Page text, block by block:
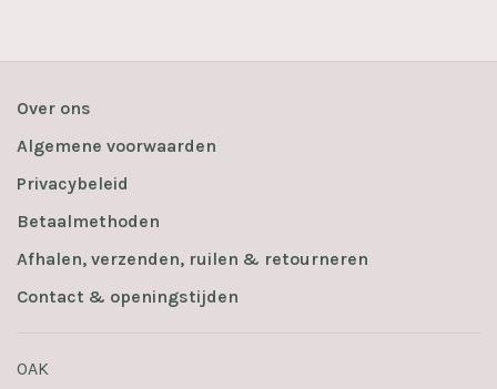
Over ons
Algemene voorwaarden
Privacybeleid
Betaalmethoden
Afhalen, verzenden, ruilen & retourneren
Contact & openingstijden
OAK